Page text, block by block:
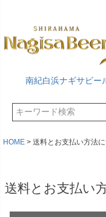
南紀白浜ナギサビー
HOME 送料とお支払い方法
送料とお支払い